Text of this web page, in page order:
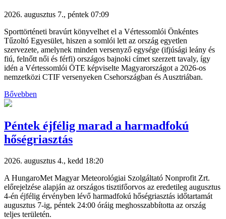
2026. augusztus 7., péntek 07:09
Sporttörténeti bravúrt könyvelhet el a Vértessomlói Önkéntes
Tűzoltó Egyesület, hiszen a somlói lett az ország egyetlen
szervezete, amelynek minden versenyző egysége (ifjúsági leány és
fiú, felnőtt női és férfi) országos bajnoki címet szerzett tavaly, így
idén a Vértessomlói ÖTE képviselte Magyarországot a 2026-os
nemzetközi CTIF versenyeken Csehországban és Ausztriában.
Bővebben
Péntek éjfélig marad a harmadfokú
hőségriasztás
2026. augusztus 4., kedd 18:20
A HungaroMet Magyar Meteorológiai Szolgáltató Nonprofit Zrt.
előrejelzése alapján az országos tisztifőorvos az eredetileg augusztus
4-én éjfélig érvényben lévő harmadfokú hőségriasztás időtartamát
augusztus 7-ig, péntek 24:00 óráig meghosszabbította az ország
teljes területén.